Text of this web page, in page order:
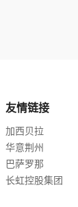
友情链接
加西贝拉
华意荆州
巴萨罗那
长虹控股集团